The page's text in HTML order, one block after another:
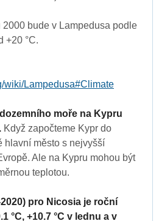
bude v Lampedusa podle
+20 °C.
wiki/Lampedusa#Climate
moře na Kypru
Když započteme Kypr do
hlavní město s nejvyšší
Ale na Kypru mohou být
teplotou.
pro Nicosia je roční
°C, +10.7 °C v lednu a v